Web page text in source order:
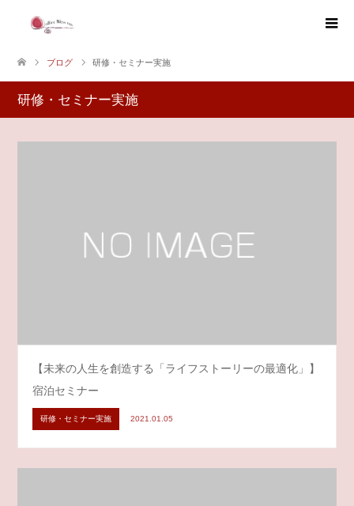
ブログ 研修・セミナー実施
研修・セミナー実施
【未来の人生を創造する「ライフストーリーの最適化」】
宿泊セミナー
研修・セミナー実施 2021.01.05